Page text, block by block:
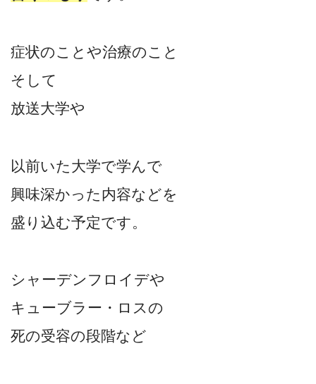
症状のことや治療のこと
そして
放送大学や
以前いた大学で学んで
興味深かった内容などを
盛り込む予定です。
シャーデンフロイデや
キューブラー・ロスの
死の受容の段階など